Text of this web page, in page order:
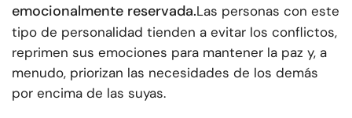
emocionalmente reservada.Las personas con este
tipo de personalidad tienden a evitar los conflictos,
reprimen sus emociones para mantener la paz y, a
menudo, priorizan las necesidades de los demás
por encima de las suyas.